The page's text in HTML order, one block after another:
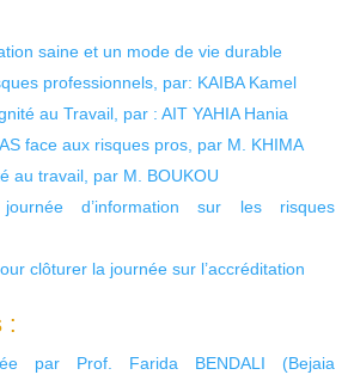
saine et un mode de vie durable
professionnels, par: KAIBA Kamel
au Travail, par : AIT YAHIA Hania
face aux risques pros, par M. KHIMA
au travail, par M. BOUKOU
d’information sur les risques
clôturer la journée sur l’accréditation
:
par Prof. Farida BENDALI (Bejaia